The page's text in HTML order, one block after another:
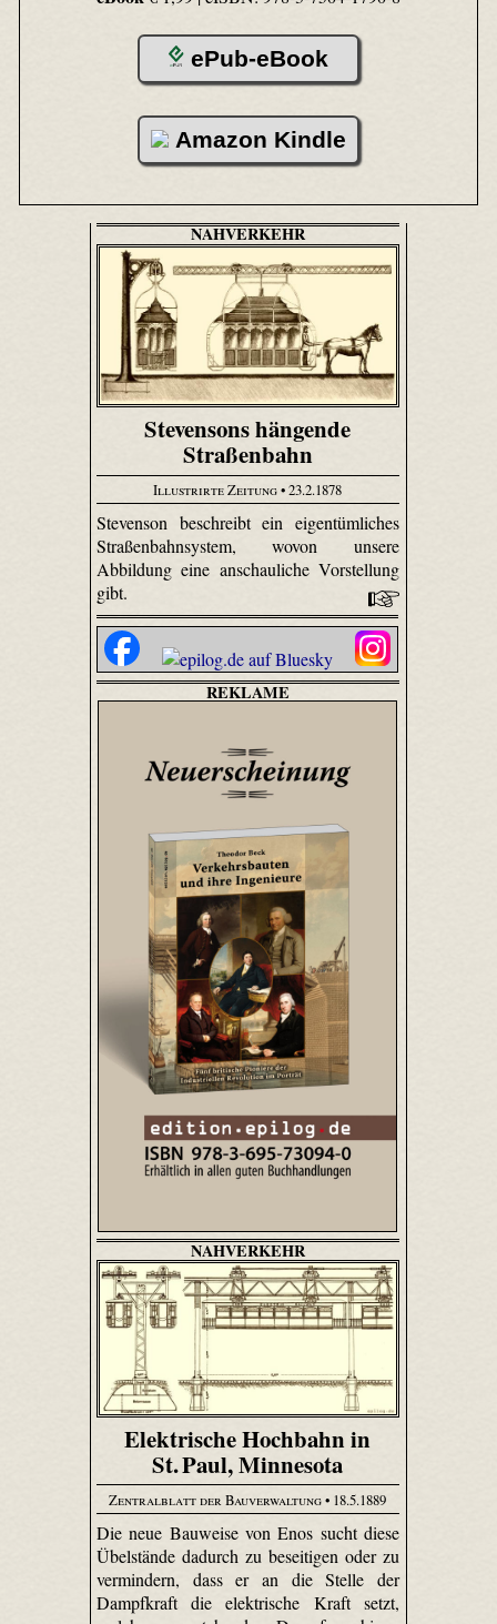
ePub-eBook
Amazon Kindle
NAHVERKEHR
Stevensons hängende
Straßenbahn
Illustrirte Zeitung• 23.2.1878
Stevenson beschreibt ein eigentümliches
Straßenbahnsystem, wovon unsere
Abbildung eine anschauliche Vorstellung
gibt.
REKLAME
NAHVERKEHR
Elektrische Hochbahn in
St. Paul, Minnesota
Zentralblatt der Bauverwaltung• 18.5.1889
Die neue Bauweise von Enos sucht diese
Übelstände dadurch zu beseitigen oder zu
vermindern, dass er an die Stelle der
Dampfkraft die elektrische Kraft setzt,